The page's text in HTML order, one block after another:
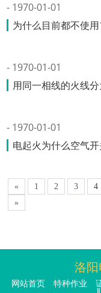
1970-01-01
为什么目前都不使
1970-01-01
用同一相线的火线
1970-01-01
电起火为什么空气
« 1 2 3 4
»
洛
网站首页 特种作业